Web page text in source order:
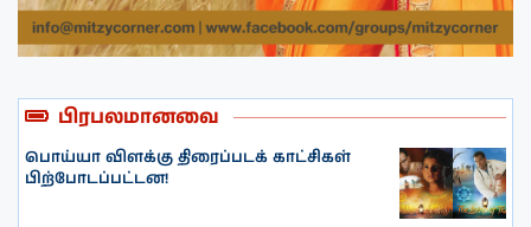
பிரபலமானவை
பொய்யா விளக்கு திரைப்படக் காட்சிகள்
பிற்போடப்பட்டன!